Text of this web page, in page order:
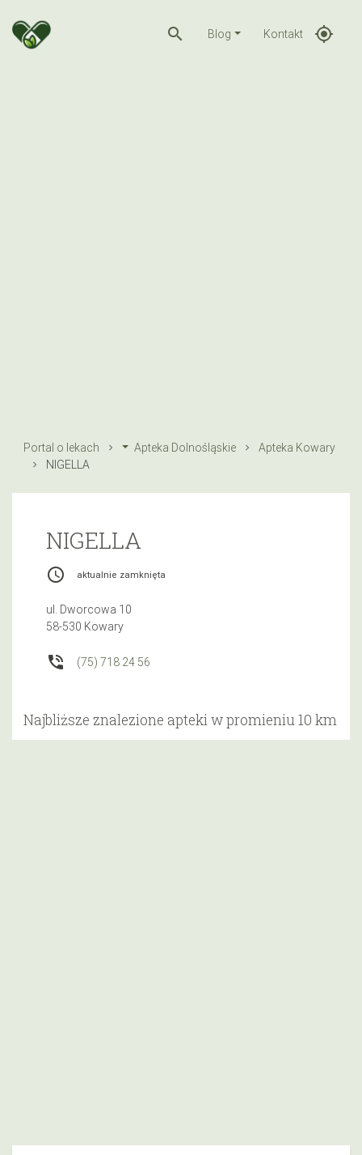
search Blog Kontakt gps_fixed
Portal o lekach Apteka Dolnośląskie
Apteka Kowary
NIGELLA
NIGELLA
access_time aktualnie zamknięta
ul. Dworcowa 10
58-530 Kowary
phone_in_talk (75) 718 24 56
Najbliższe znalezione apteki w promieniu 10 km